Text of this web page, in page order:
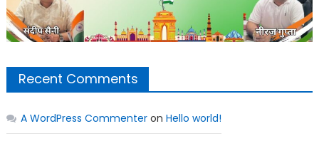
Recent Comments
A WordPress Commenteron Hello world!